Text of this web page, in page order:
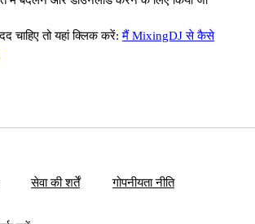
चाहिए तो यहां क्लिक करें:मैं MixingDJ से कैसे
सेवा की शर्तें गोपनीयता नीति